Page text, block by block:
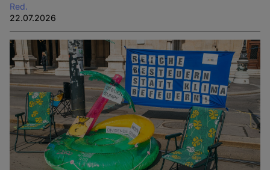
Red.
22.07.2026